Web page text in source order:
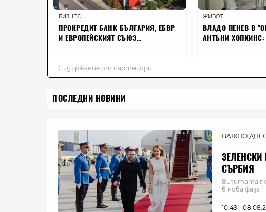
ПОСЛЕДНИ НОВИНИ
ВАЖНО
СЪРБИЯ
Визитата
в нова фаза
10:49 -